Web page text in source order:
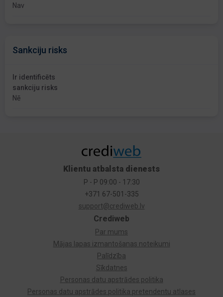
Nav
Sankciju risks
Ir identificēts
sankciju risks
Nē
Crediweb
Par mums
Mājas lapas izmantošanas noteikumi
Palīdzība
Sīkdatnes
Personas datu apstrādes politika
Personas datu apstrādes politika pretendentu atlases
Klientu atbalsta dienests
P - P 09:00 - 17:30
+371 67-501-335
support@crediweb.lv